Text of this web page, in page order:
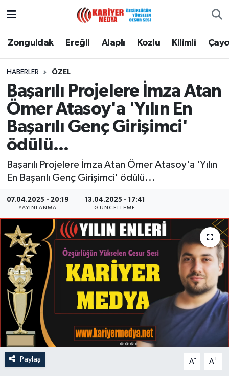
Zonguldak Ereğli Alaplı Kozlu Kilimli
HABERLER ÖZEL
Başarılı Projelere İmza Atan
Ömer Atasoy'a 'Yılın En
Başarılı Genç Girişimci'
ödülü...
Başarılı Projelere İmza Atan Ömer Atasoy'a 'Yılın
En Başarılı Genç Girişimci' ödülü...
07.04.2025 - 20:19
YAYINLANMA
13.04.2025 - 17:41
GÜNCELLEME
Paylaş A- A+
Zonguldak
Alaplı
Kozlu
Kilimli
Çaycuma
Gökçebey
Devrek
Özel
Mesaj
Dergim
Ulusal
Zonguldak Nöbetçi Eczaneler
Zonguldak Namaz Vakitleri
Zonguldak Trafik Yoğunluk Haritası
Puan Durumu ve Fikstür
Tüm Manşetler
Son Dakika Haberleri
Haber Arşivi